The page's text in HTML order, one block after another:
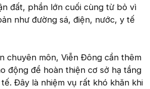
đất, phần lớn cuối cùng từ bỏ vì
như đường sá, điện, nước, y tế
chuyên môn, Viễn Đông cần thêm
động để hoàn thiện cơ sở hạ tầng
Đây là nhiệm vụ rất khó khăn khi